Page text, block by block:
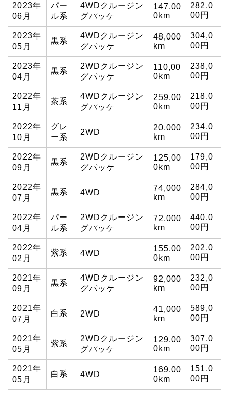
2023年
06月
パー
ル系
4WDクルージン
グパッケ
147,00
0km
282,0
00円
2023年
05月
黒系
4WDクルージン
グパッケ
48,000
km
304,0
00円
2023年
04月
黒系
2WDクルージン
グパッケ
110,00
0km
238,0
00円
2022年
11月
茶系
4WDクルージン
グパッケ
259,00
0km
218,0
00円
2022年
10月
グレ
ー系
2WD
20,000
km
234,0
00円
2022年
09月
黒系
2WDクルージン
グパッケ
125,00
0km
179,0
00円
2022年
07月
黒系 4WD
74,000
km
284,0
00円
2022年
04月
パー
ル系
2WDクルージン
グパッケ
72,000
km
440,0
00円
2022年
02月
紫系 4WD
155,00
0km
202,0
00円
2021年
09月
黒系
4WDクルージン
グパッケ
92,000
km
232,0
00円
2021年
07月
白系 2WD
41,000
km
589,0
00円
2021年
05月
紫系
2WDクルージン
グパッケ
129,00
0km
307,0
00円
2021年
05月
白系 4WD
169,00
0km
151,0
00円